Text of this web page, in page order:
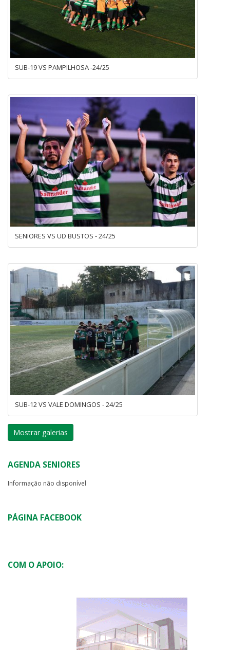
SUB-19 VS PAMPILHOSA -24/25
SENIORES VS UD BUSTOS - 24/25
SUB-12 VS VALE DOMINGOS - 24/25
Mostrar galerias
AGENDA SENIORES
Informação não disponível
PÁGINA FACEBOOK
COM O APOIO: